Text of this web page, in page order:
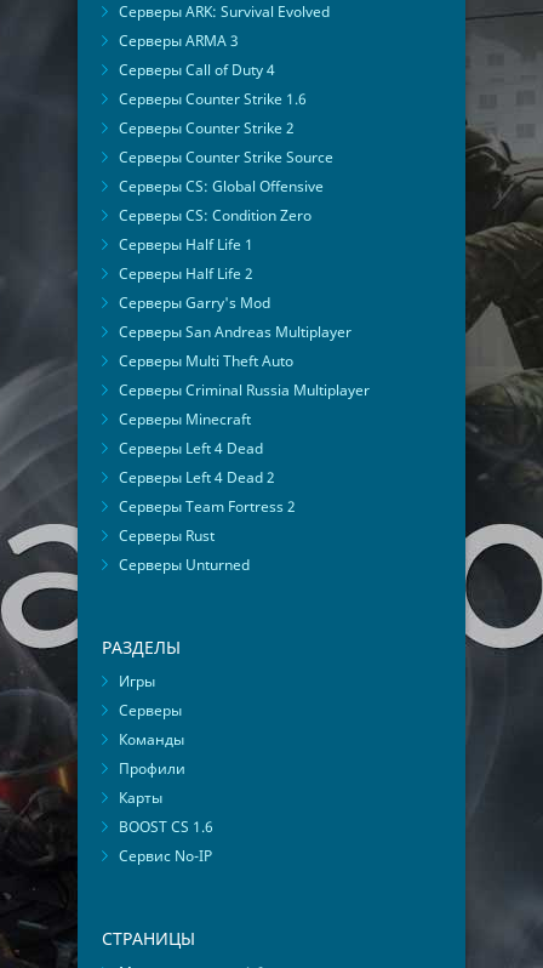
Серверы ARK: Survival Evolved
Серверы ARMA 3
Серверы Call of Duty 4
Серверы Counter Strike 1.6
Серверы Counter Strike 2
Серверы Counter Strike Source
Серверы CS: Global Offensive
Серверы CS: Condition Zero
Серверы Half Life 1
Серверы Half Life 2
Серверы Garry's Mod
Серверы San Andreas Multiplayer
Серверы Multi Theft Auto
Серверы Criminal Russia Multiplayer
Серверы Minecraft
Серверы Left 4 Dead
Серверы Left 4 Dead 2
Серверы Team Fortress 2
Серверы Rust
Серверы Unturned
РАЗДЕЛЫ
Игры
Серверы
Команды
Профили
Карты
BOOST CS 1.6
Сервис No-IP
СТРАНИЦЫ